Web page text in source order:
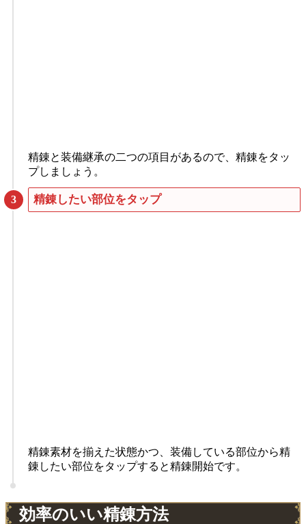
精錬と装備継承の二つの項目があるので、精錬をタッ
プしましょう。
精錬したい部位をタップ
精錬素材を揃えた状態かつ、装備している部位から精
錬したい部位をタップすると精錬開始です。
効率のいい精錬方法